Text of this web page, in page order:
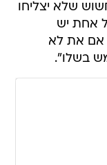
שלא יצליחו
אחת יש
אם את לא
בשלו".